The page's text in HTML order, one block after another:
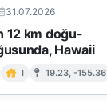
31.07.2026
12 km doğu-
Hawaii
I 19.23, -155.36